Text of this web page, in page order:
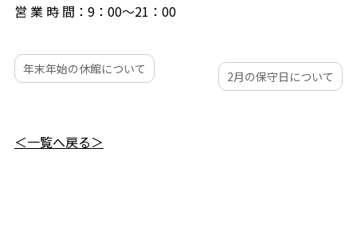
営 業 時 間：9：00～21：00
年末年始の休館について 2月の保守日について
＜一覧へ戻る＞